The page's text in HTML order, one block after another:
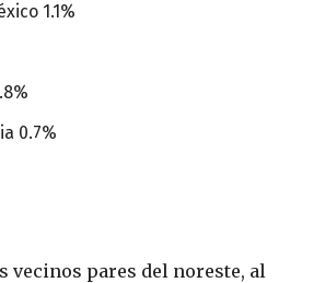
1.1%
0.7%
vecinos pares del noreste, al